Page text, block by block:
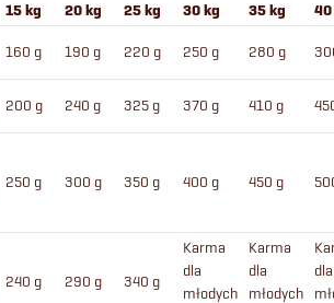
15 kg 20 kg 25 kg 30 kg 35 kg 40
160 g 190 g 220 g 250 g 280 g
200 g 240 g 325 g 370 g 410 g
250 g 300 g 350 g 400 g 450 g
240 g 290 g 340 g
Karma
dla
młodych
Karma
dla
młodych
dla